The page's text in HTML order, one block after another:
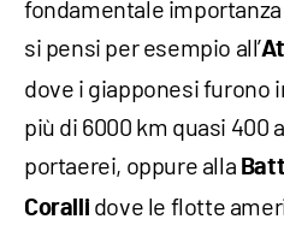
fondamentale
si pensi per esempio all’
dove i giapponesi furono
più di 6000 km quasi 400
portaerei, oppure alla
Coralli dove le flotte